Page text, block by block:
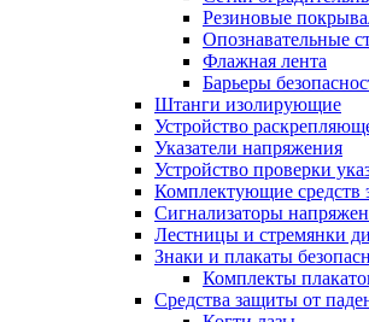
Резиновые
Опознавательные
Флажная лента
Барьеры
Штанги изолирующие
Устройство
Указатели напряжения
Устройство проверки
Комплектующие средств
Сигнализаторы
Лестницы и стремянки
Знаки и плакаты
Комплекты
Средства защиты от